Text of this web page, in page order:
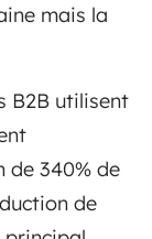
mais la
B2B utilisent
de 340% de
de